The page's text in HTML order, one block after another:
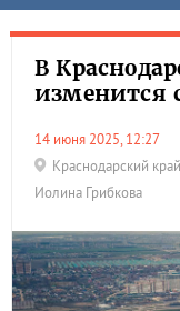
В
изменится
14 июня 2025, 12:27
Краснодарский край
Иолина Грибкова